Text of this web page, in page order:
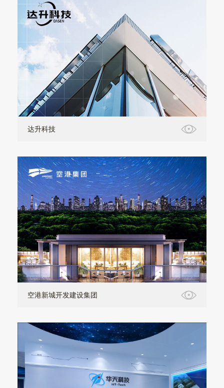
达升科技
空港新城开发建设集团